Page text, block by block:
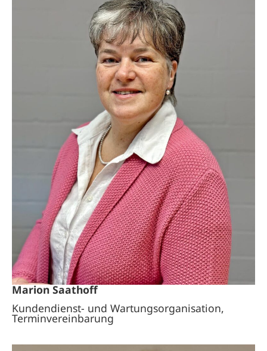
Marion Saathoff
Kundendienst- und Wartungsorganisation,
Terminvereinbarung